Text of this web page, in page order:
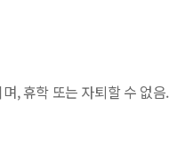
, 휴학 또는 자퇴할 수 없음.